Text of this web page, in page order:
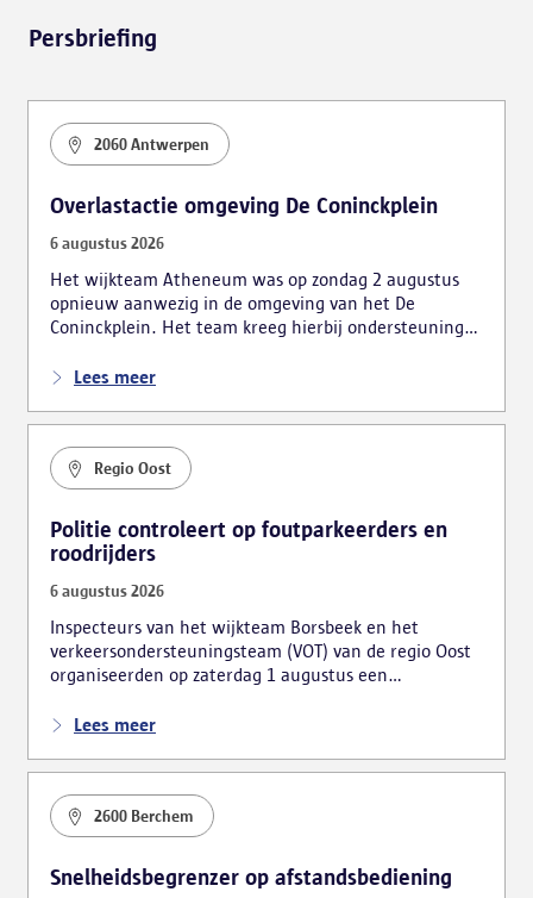
Persbriefing
2060 Antwerpen
Overlastactie omgeving De Coninckplein
6 augustus 2026
Het wijkteam Atheneum was op zondag 2 augustus
opnieuw aanwezig in de omgeving van het De
Coninckplein. Het team kreeg hierbij ondersteuning
verschillende vaststellingen, waarbij ook vijf personen
Lees meer
Regio Oost
Politie controleert op foutparkeerders en
roodrijders
6 augustus 2026
Inspecteurs van het wijkteam Borsbeek en het
verkeersondersteuningsteam (VOT) van de regio Oost
organiseerden op zaterdag 1 augustus een
foutparkeerders en roodrijders.
Lees meer
2600 Berchem
Snelheidsbegrenzer op afstandsbediening